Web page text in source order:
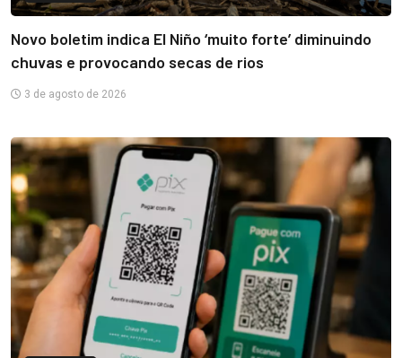
Novo boletim indica El Niño ‘muito forte’ diminuindo
chuvas e provocando secas de rios
3 de agosto de 2026